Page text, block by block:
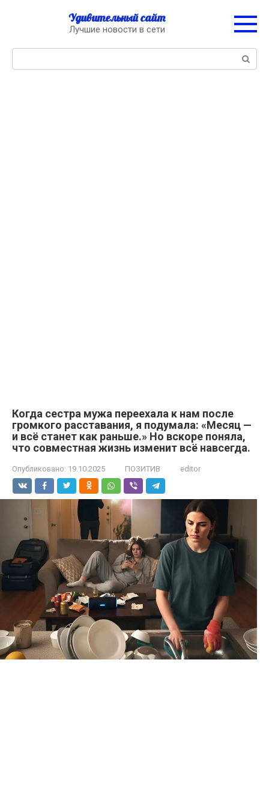
Удивительный сайт
Лучшие новости в сети
Когда сестра мужа переехала к нам после
громкого расставания, я подумала: «Месяц —
и всё станет как раньше.» Но вскоре поняла,
что совместная жизнь изменит всё навсегда.
Опубликовано: 19.10.2025 ПОЗИТИВ editor